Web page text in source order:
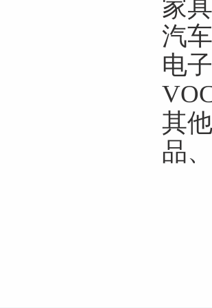
家
汽
电
其
品